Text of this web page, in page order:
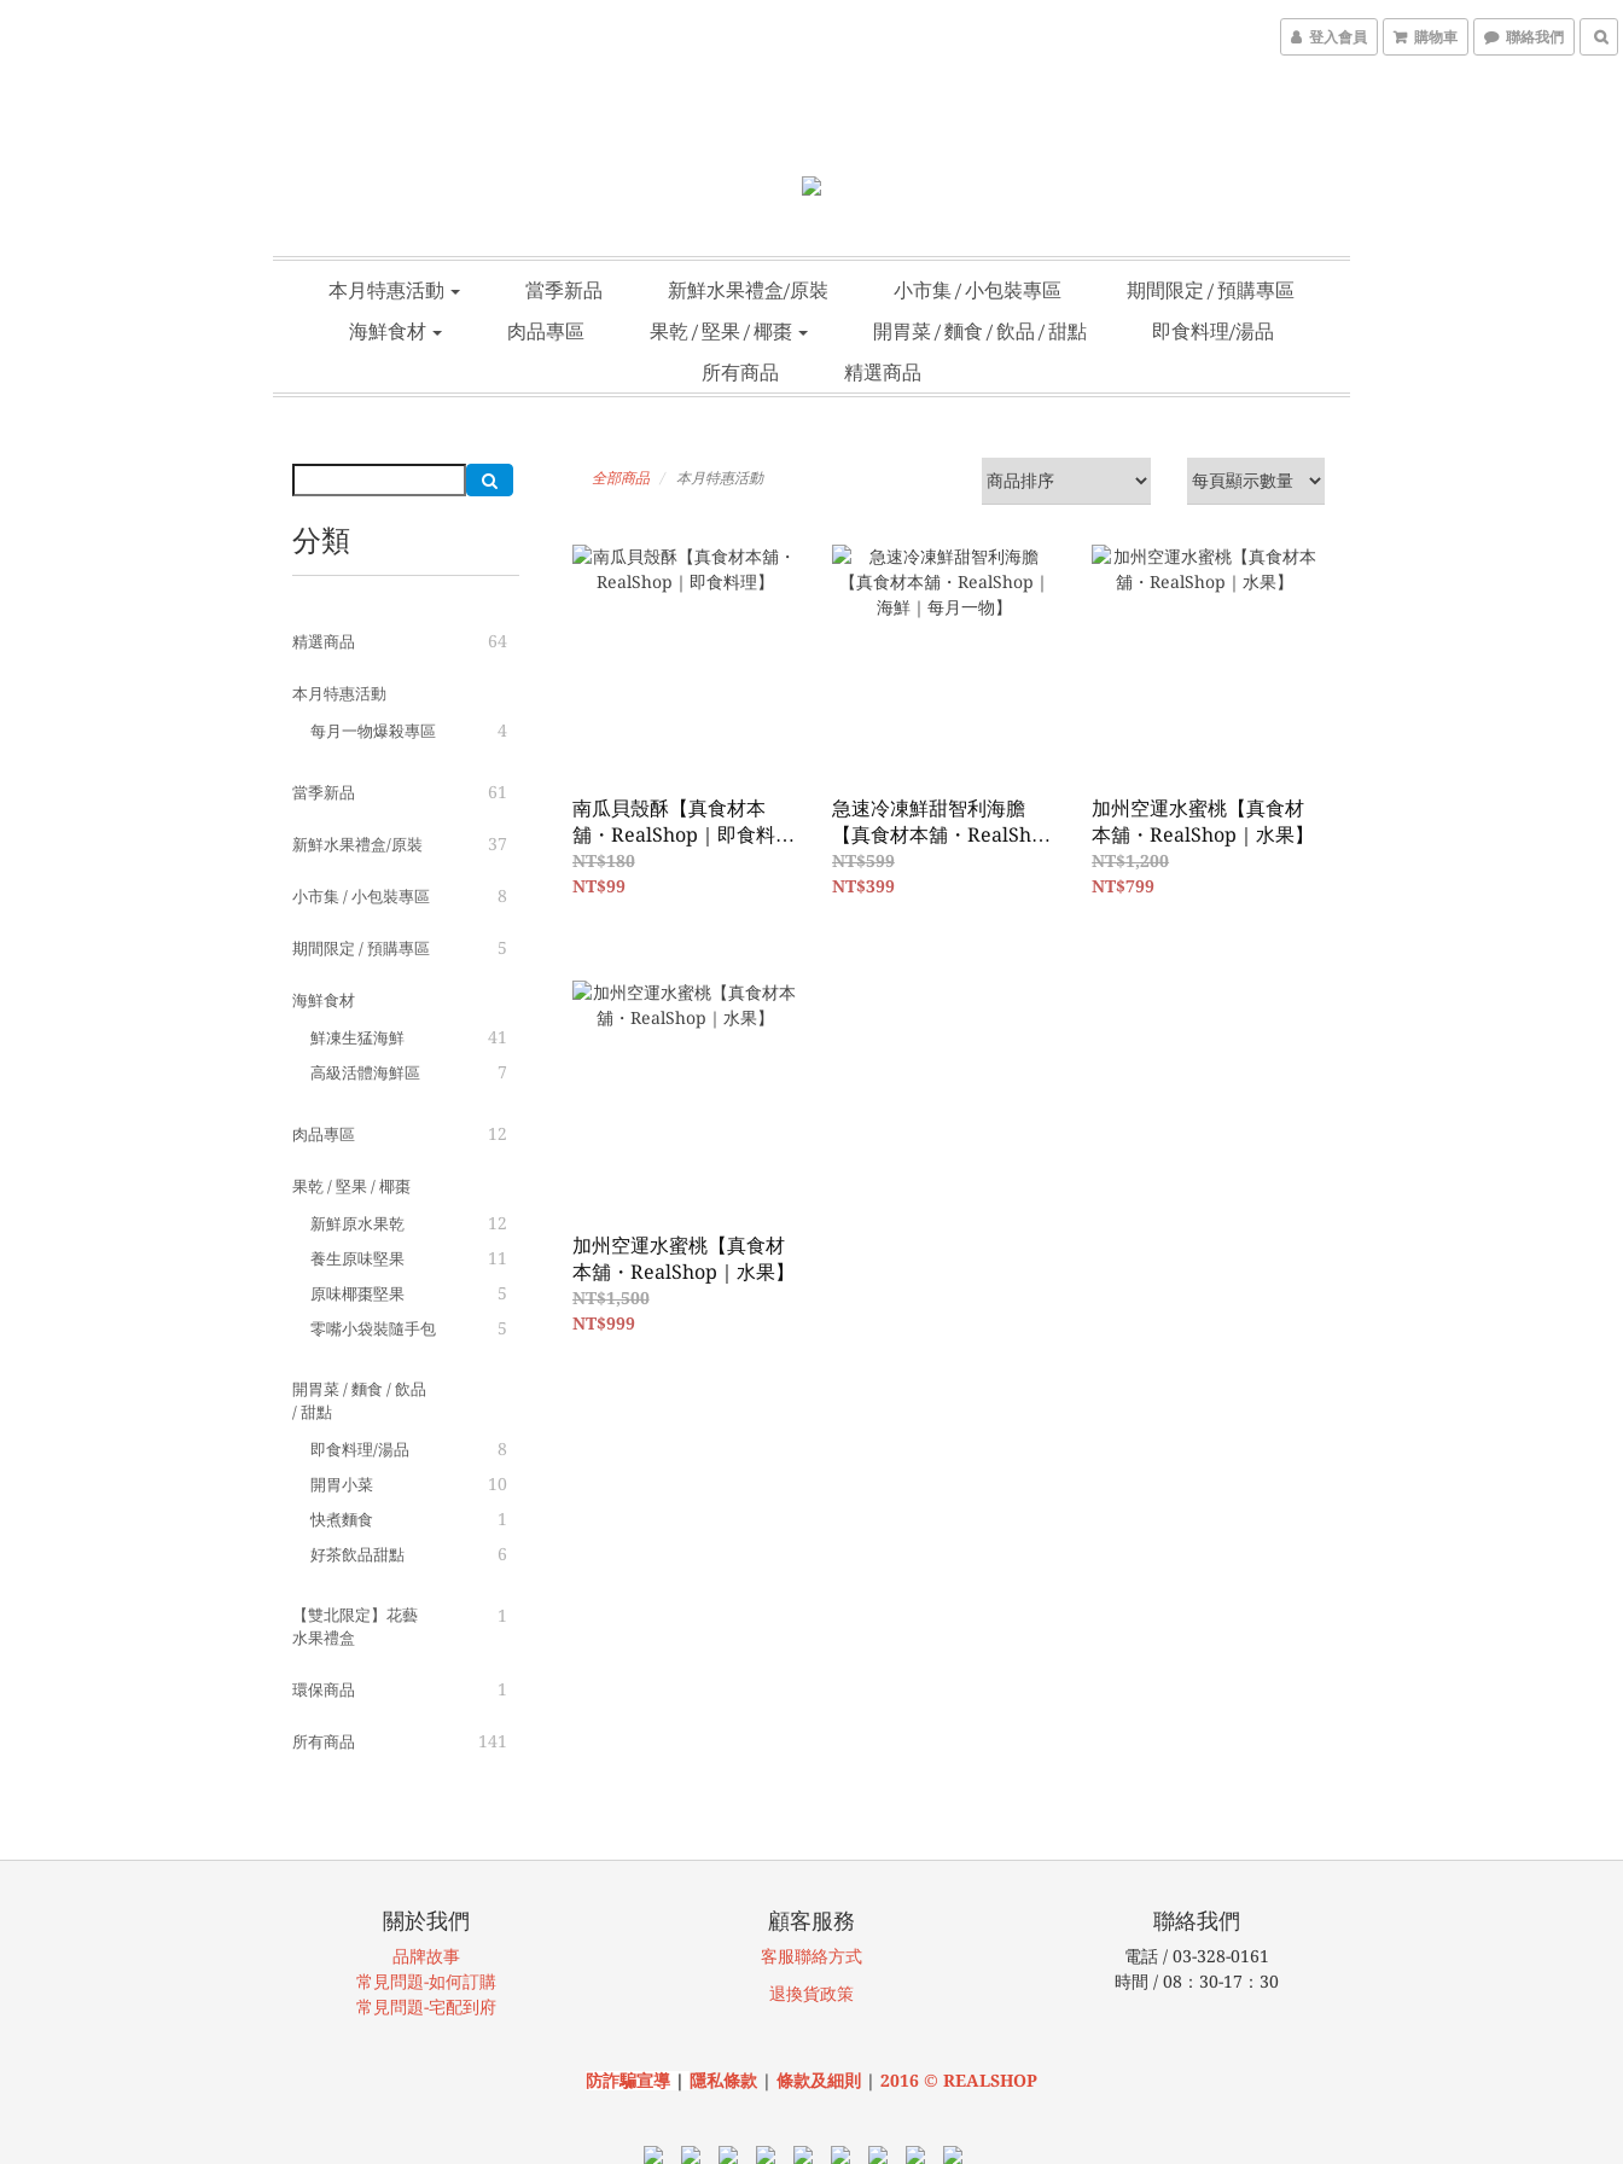
登入會員 購物車 聯絡我們
本月特惠活動 當季新品 新鮮水果禮盒/原裝 小市集 / 小包裝專區
期間限定 / 預購專區
海鮮食材
肉品專區 果乾 / 堅果 / 椰棗 開胃菜 / 麵食 / 飲品 / 甜點
即食料理/湯品
所有商品
精選商品
分類
精選商品 64
本月特惠活動
每月一物爆殺專區 4
當季新品 61
新鮮水果禮盒/原裝 37
小市集 / 小包裝專區 8
期間限定 / 預購專區 5
海鮮食材
鮮凍生猛海鮮 41
高級活體海鮮區 7
肉品專區 12
果乾 / 堅果 / 椰棗
新鮮原水果乾 12
養生原味堅果 11
原味椰棗堅果 5
零嘴小袋裝隨手包 5
開胃菜 / 麵食 / 飲品
/ 甜點
即食料理/湯品 8
開胃小菜 10
快煮麵食 1
好茶飲品甜點 6
【雙北限定】花藝
水果禮盒
1
環保商品 1
所有商品 141
全部商品 本月特惠活動
南瓜貝殼酥【真食材本
舖・RealShop｜即食料
理】
NT$180
NT$99
急速冷凍鮮甜智利海膽
【真食材本舖・RealShop
｜海鮮｜每月一物】
NT$599
NT$399
加州空運水蜜桃【真食材
本舖・RealShop｜水果】
NT$1,200
NT$799
加州空運水蜜桃【真食材
本舖・RealShop｜水果】
NT$1,500
NT$999
關於我們
品牌故事
常見問題-如何訂購
常見問題-宅配到府
顧客服務
客服聯絡方式
退換貨政策
聯絡我們
電話 / 03-328-0161
時間 / 08：30-17：30
防詐騙宣導 | 隱私條款 | 條款及細則 | 2016 © REALSHOP